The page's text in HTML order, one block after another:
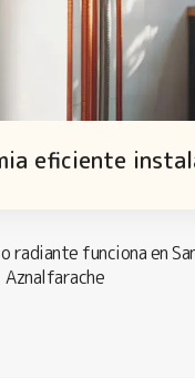
eficiente
radiante funciona en
Aznalfarache